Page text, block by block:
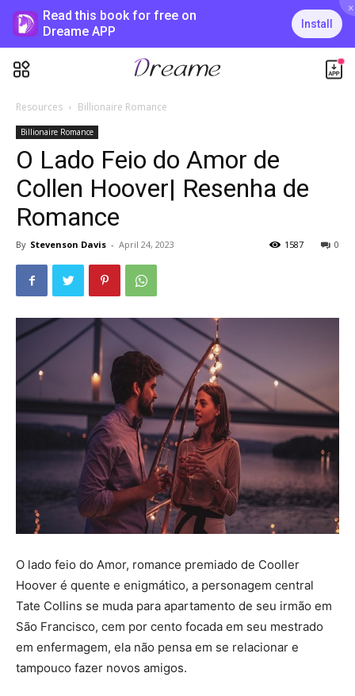
Read this book for free on
Dreame APP
Install
×
Resources Billionaire Romance
Billionaire Romance
O Lado Feio do Amor de
Collen Hoover| Resenha de
Romance
By Stevenson Davis - April 24, 2023 0
1587
O lado feio do Amor, romance premiado de Cooller
Hoover é quente e enigmático, a personagem central
Tate Collins se muda para apartamento de seu irmão em
São Francisco, cem por cento focada em seu mestrado
em enfermagem, ela não pensa em se relacionar e
tampouco fazer novos amigos.